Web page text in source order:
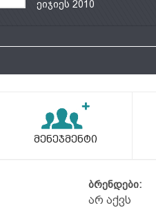
ეიჯიეს 2010
Მენეჯმენტი
ბრენდები:
არ აქვს